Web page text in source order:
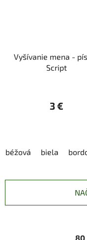
Vyšívanie mena -
Script
3 €
béžová biela
80